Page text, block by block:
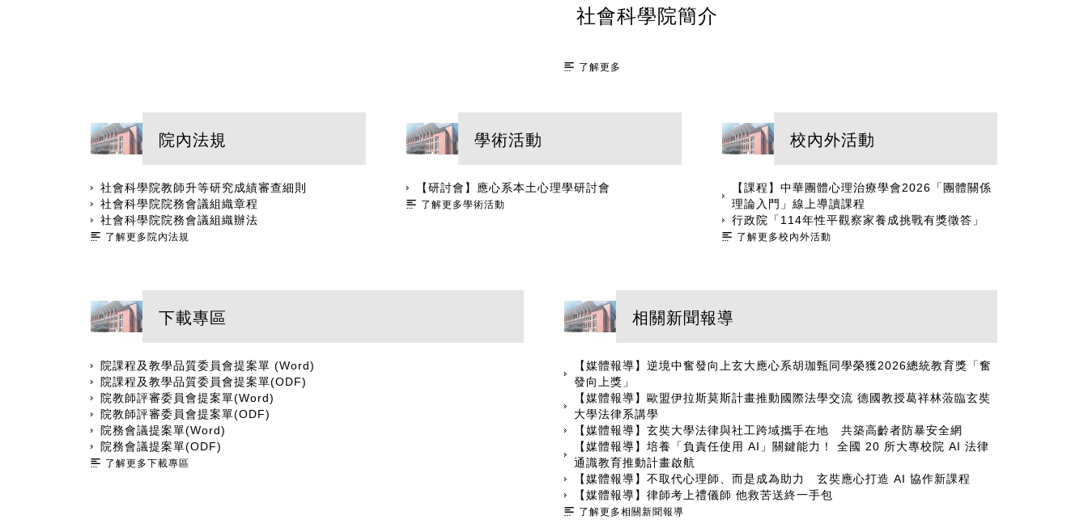
社會科學院簡介
了解更多
院內法規
社會科學院教師升等研究成績審查細則
社會科學院院務會議組織章程
社會科學院院務會議組織辦法
了解更多院內法規
學術活動
【研討會】應心系本土心理學研討會
了解更多學術活動
校內外活動
【課程】中華團體心理治療學會2026「團體關係
理論入門」線上導讀課程
行政院「114年性平觀察家養成挑戰有獎徵答」
了解更多校內外活動
下載專區
院課程及教學品質委員會提案單 (Word)
院課程及教學品質委員會提案單(ODF)
院教師評審委員會提案單(Word)
院教師評審委員會提案單(ODF)
院務會議提案單(Word)
院務會議提案單(ODF)
了解更多下載專區
相關新聞報導
【媒體報導】逆境中奮發向上玄大應心系胡珈甄同學榮獲2026總統教育獎「奮
發向上獎」
【媒體報導】歐盟伊拉斯莫斯計畫推動國際法學交流 德國教授葛祥林蒞臨玄奘
大學法律系講學
【媒體報導】玄奘大學法律與社工跨域攜手在地 共築高齡者防暴安全網
【媒體報導】培養「負責任使用 AI」關鍵能力！ 全國 20 所大專校院 AI 法律
通識教育推動計畫啟航
【媒體報導】不取代心理師、而是成為助力 玄奘應心打造 AI 協作新課程
【媒體報導】律師考上禮儀師 他救苦送終一手包
了解更多相關新聞報導